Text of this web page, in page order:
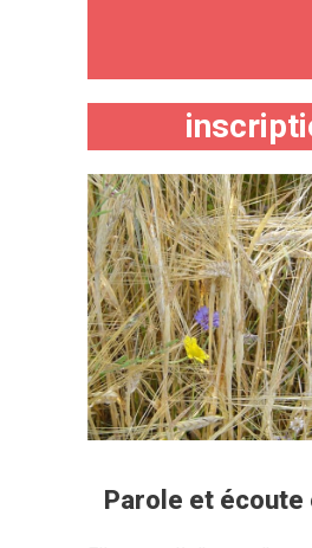
Parole et écoute